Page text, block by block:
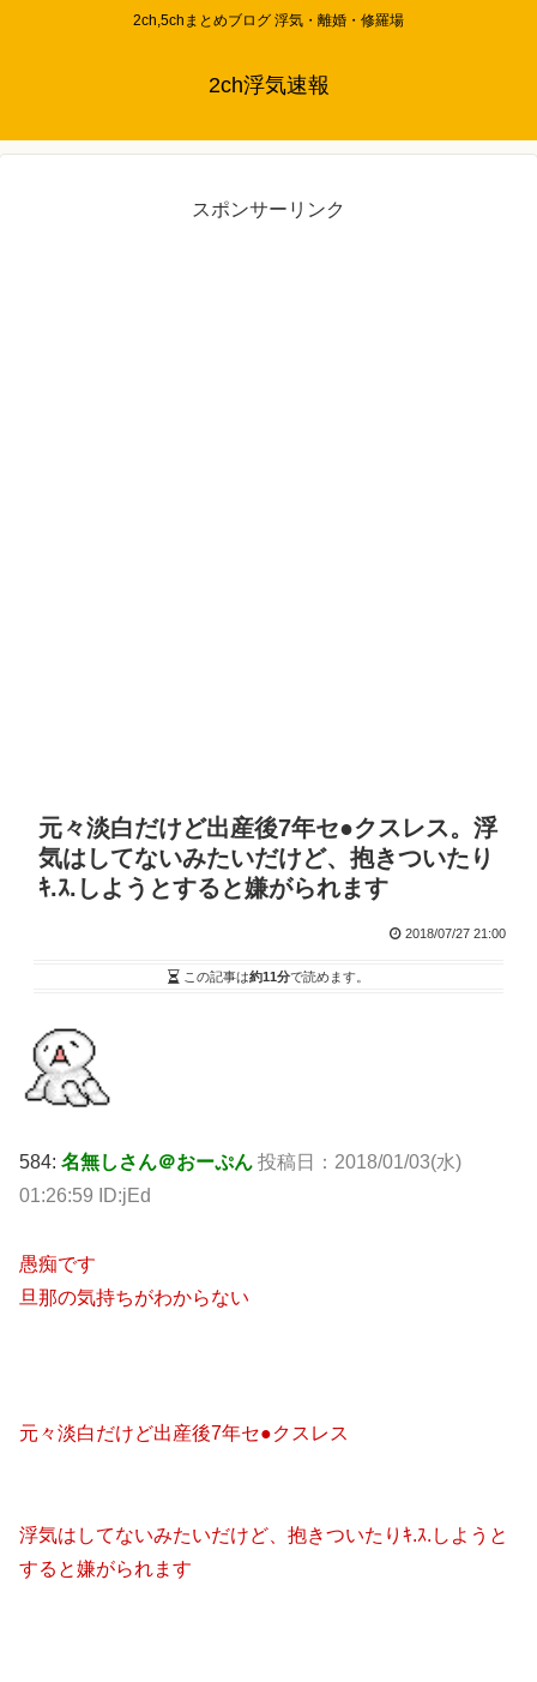
2ch,5chまとめブログ 浮気・離婚・修羅場
2ch浮気速報
スポンサーリンク
元々淡白だけど出産後7年セ●クスレス。浮
気はしてないみたいだけど、抱きついたり
ｷ.ｽ.しようとすると嫌がられます
2018/07/27 21:00
この記事は約11分で読めます。
584: 名無しさん＠おーぷん 投稿日：2018/01/03(水)
01:26:59 ID:jEd
愚痴です
旦那の気持ちがわからない
元々淡白だけど出産後7年セ●クスレス
浮気はしてないみたいだけど、抱きついたりｷ.ｽ.しようと
すると嫌がられます